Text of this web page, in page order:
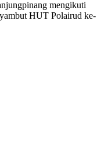
mengikuti
HUT Polairud ke-